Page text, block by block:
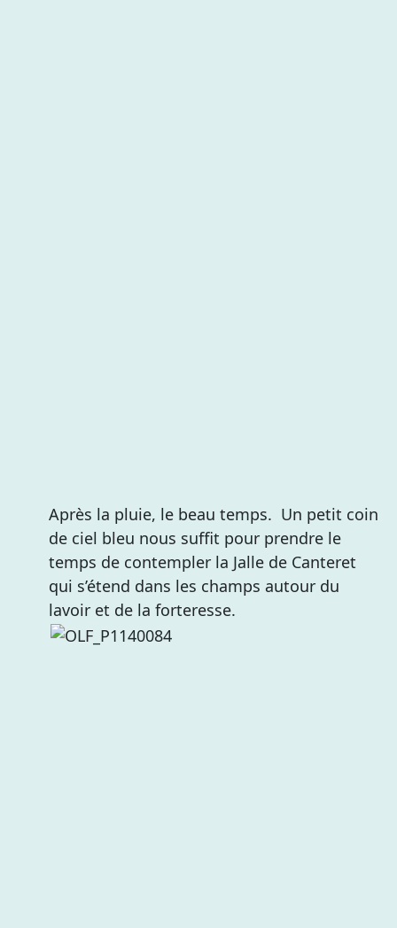
Après la pluie, le beau temps. Un petit coin
de ciel bleu nous suffit pour prendre le
temps de contempler la Jalle de Canteret
qui s’étend dans les champs autour du
lavoir et de la forteresse.